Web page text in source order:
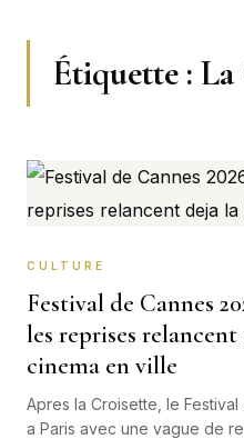
Étiquette :
CULTURE
Festival de Cannes
les reprises
cinema en ville
Apres la Croisette, le
a Paris avec une vague de